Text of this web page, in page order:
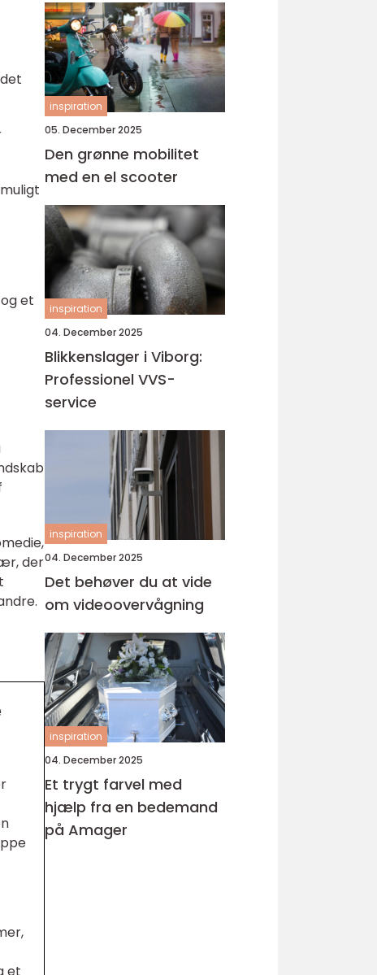
et
der
inspiration
05. December 2025
Den grønne mobilitet
med en el scooter
inspiration
04. December 2025
Blikkenslager i Viborg:
Professionel VVS-
service
inspiration
04. December 2025
Det behøver du at vide
om videoovervågning
inspiration
04. December 2025
Et trygt farvel med
hjælp fra en bedemand
på Amager